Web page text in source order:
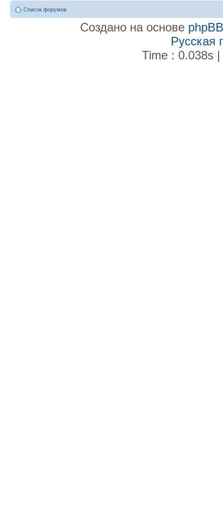
Список форумов
Создано на основе phpBB
Русская
Time : 0.038s